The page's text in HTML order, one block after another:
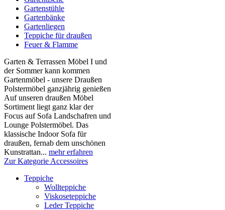
Gartenstühle
Gartenbänke
Gartenliegen
Teppiche für draußen
Feuer & Flamme
Garten & Terrassen Möbel I und
der Sommer kann kommen
Gartenmöbel - unsere Draußen
Polstermöbel ganzjährig genießen
Auf unseren draußen Möbel
Sortiment liegt ganz klar der
Focus auf Sofa Landschafren und
Lounge Polstermöbel. Das
klassische Indoor Sofa für
draußen, fernab dem unschönen
Kunstrattan... mehr erfahren
Zur Kategorie Accessoires
Teppiche
Wollteppiche
Viskoseteppiche
Leder Teppiche